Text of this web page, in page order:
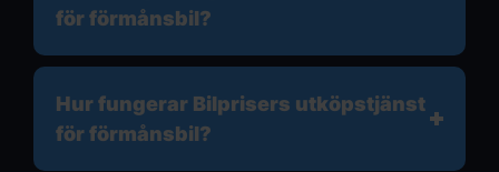
för förmånsbil?
Hur fungerar Bilprisers utköpstjänst
för förmånsbil?